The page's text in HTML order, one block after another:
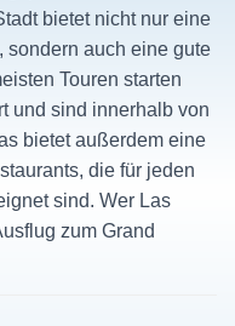
bietet nicht nur eine
sondern auch eine gute
Touren starten
und sind innerhalb von
bietet außerdem eine
die für jeden
sind. Wer Las
zum Grand